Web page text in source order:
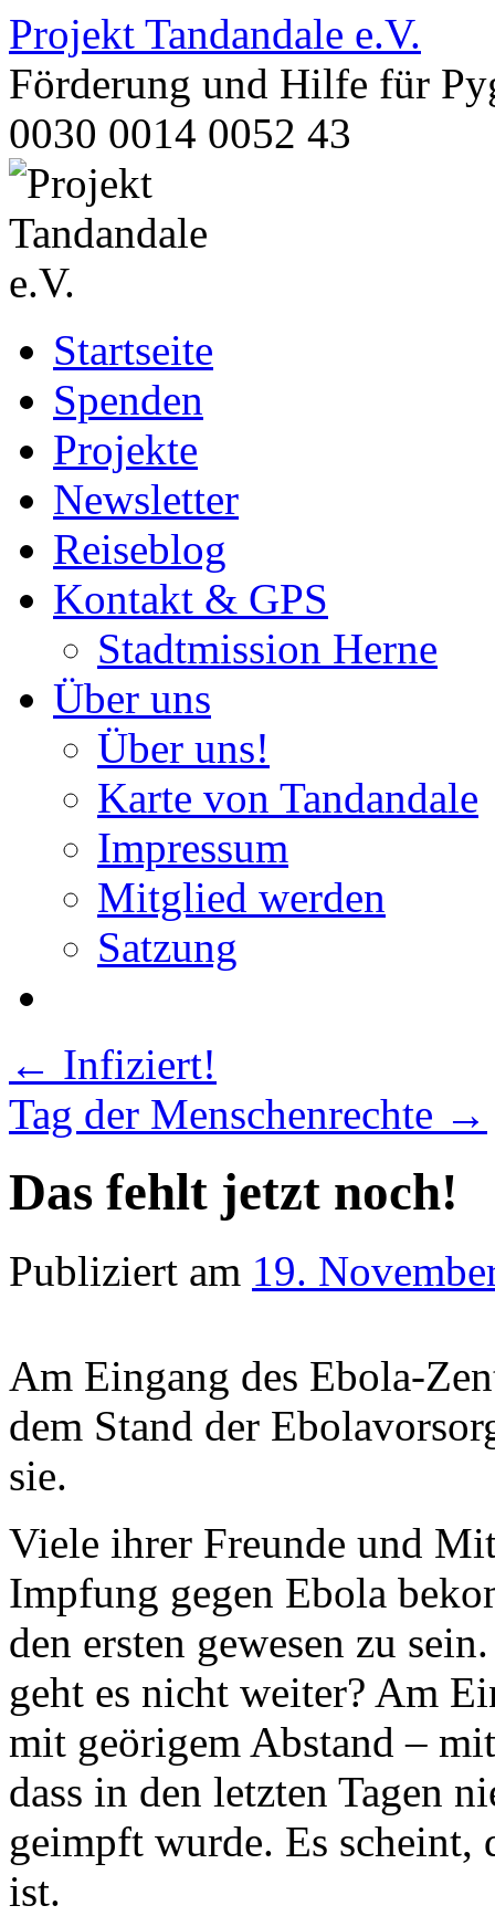
Projekt Tandandale e.V.
Förderung und Hilfe für
0030 0014 0052 43
Inhalt
springenStartseite
Spenden
Projekte
Newsletter
Reiseblog
Kontakt & GPS
Stadtmission Herne
Über uns
Über uns!
Karte von Tandandale
Impressum
Mitglied werden
Satzung
← Infiziert!
Tag der Menschenrechte →
Das fehlt jetzt noch!
Publiziert am 19.
Am Eingang des Ebola-
dem Stand der
sie.
Viele ihrer Freunde und
Impfung gegen Ebola
den ersten gewesen zu
geht es nicht weiter? Am
mit geörigem Abstand –
dass in den letzten Tagen
geimpft wurde. Es scheint,
ist.